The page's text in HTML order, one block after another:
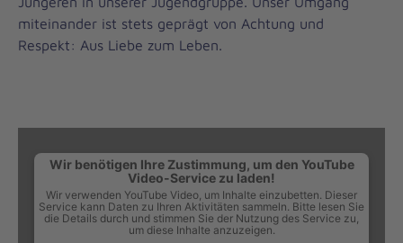
miteinander ist stets geprägt von Achtung und
Respekt: Aus Liebe zum Leben.
Wir benötigen Ihre Zustimmung, um den YouTube
Video-Service zu laden!
Wir verwenden YouTube Video, um Inhalte einzubetten. Dieser
Service kann Daten zu Ihren Aktivitäten sammeln. Bitte lesen Sie
die Details durch und stimmen Sie der Nutzung des Service zu,
um diese Inhalte anzuzeigen.